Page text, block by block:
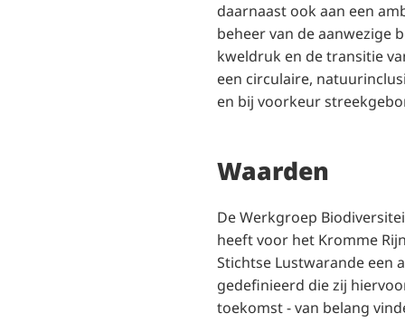
daarnaast ook aan een
beheer van de aanwezige
kweldruk en de transitie
een circulaire,
en bij voorkeur
Waarden
De Werkgroep
heeft voor het Kromme
Stichtse Lustwarande een
gedefinieerd die zij
toekomst - van belang